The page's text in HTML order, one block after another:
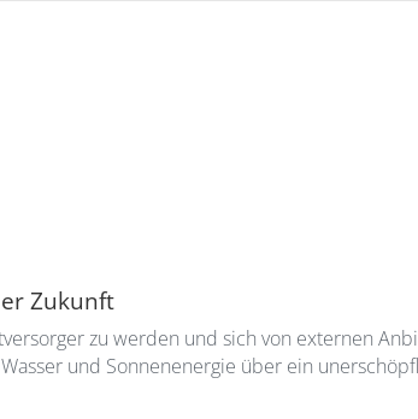
Zukunft
zu werden und sich von externen
und Sonnenenergie über ein